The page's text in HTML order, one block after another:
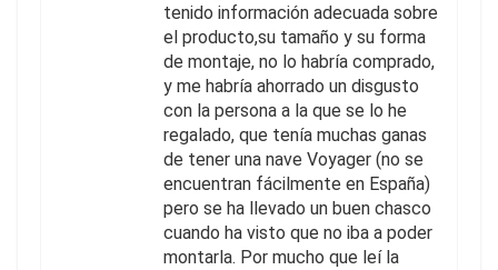
tenido información adecuada sobre
el producto,su tamaño y su forma
de montaje, no lo habría comprado,
y me habría ahorrado un disgusto
con la persona a la que se lo he
regalado, que tenía muchas ganas
de tener una nave Voyager (no se
encuentran fácilmente en España)
pero se ha llevado un buen chasco
cuando ha visto que no iba a poder
montarla. Por mucho que leí la